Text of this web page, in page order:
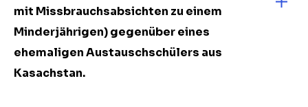
mit Missbrauchsabsichten zu einem
Minderjährigen) gegenüber eines
ehemaligen Austauschschülers aus
Kasachstan.